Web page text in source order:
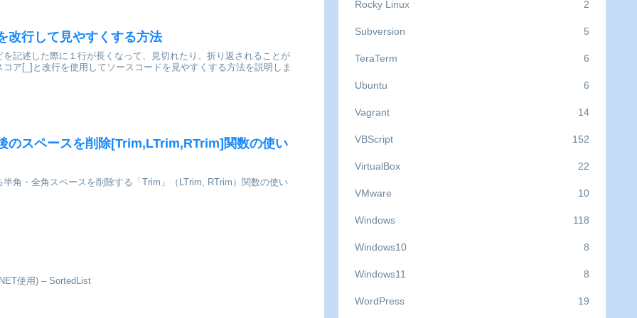
改行して見やすくする方法
記述した際に１行が長くなって、見切れたり、折り返されることが
ア[_]と改行を使用してソースコードを見やすくする方法を説明しま
のスペースを削除[Trim,LTrim,RTrim]関数の使い
角・全角スペースを削除する「Trim」（LTrim, RTrim）関数の使い
使用) – SortedList
Rocky Linux 2
Subversion 5
TeraTerm 6
Ubuntu 6
Vagrant 14
VBScript 152
VirtualBox 22
VMware 10
Windows 118
Windows10 8
Windows11 8
WordPress 19